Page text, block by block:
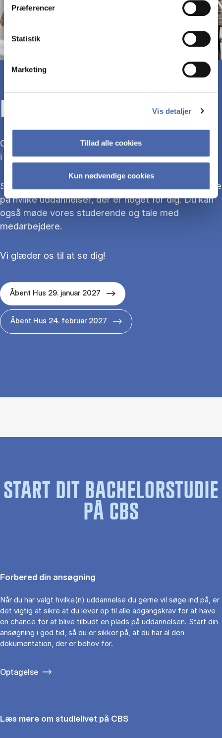
Præferencer
Statistik
Marketing
Vis detaljer
Tillad alle cookies
Kun nødvendige cookies
KOM TIL ÅBENT HUS
Overvejer du at søge ind på en bacheloruddannelse
i 2027?
Så kom med til Åbent Hus, hvor du kan blive klogere
på hvilke uddannelser, der er noget for dig. Du kan
også møde vores studerende og tale med
medarbejdere.
Vi glæder os til at se dig!
Åbent Hus 29. januar 2027
Åbent Hus 24. februar 2027
START DIT BACHELORSTUDIE
PÅ CBS
Forbered din ansøgning
Når du har valgt hvilke(n) uddannelse du gerne vil søge ind på, er
det vigtig at sikre at du lever op til alle adgangskrav for at have
en chance for at blive tilbudt en plads på uddannelsen. Start din
ansøgning i god tid, så du er sikker på, at du har al den
dokumentation, der er behov for.
Optagelse
Læs mere om studielivet på CBS